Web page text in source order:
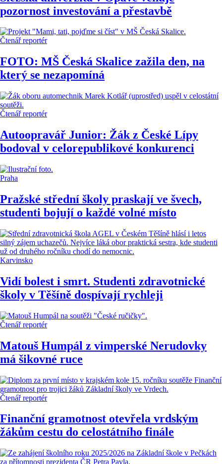
pozornost investování a přestavbě
Čtenář reportér
FOTO: MŠ Česká Skalice zažila den, na
který se nezapomíná
Čtenář reportér
Autoopravář Junior: Žák z České Lípy
bodoval v celorepublikové konkurenci
Praha
Pražské střední školy praskají ve švech,
studenti bojují o každé volné místo
Karvinsko
Vidí bolest i smrt. Studenti zdravotnické
školy v Těšíně dospívají rychleji
Čtenář reportér
Matouš Humpál z vimperské Nerudovky
má šikovné ruce
Čtenář reportér
Finanční gramotnost otevřela vrdským
žákům cestu do celostátního finále